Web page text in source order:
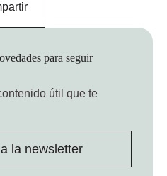
para seguir
útil que te
la newsletter